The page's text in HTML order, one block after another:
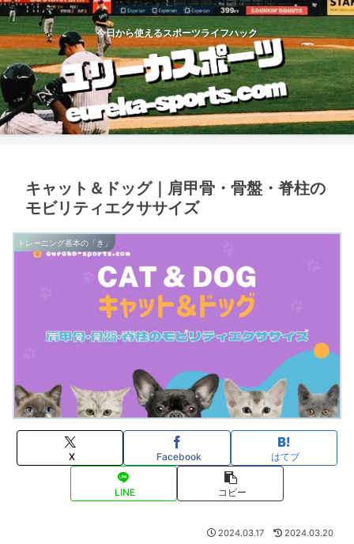
今日から使えるスポーツライフハック
キャット＆ドッグ｜肩甲骨・骨盤・脊柱の
モビリティエクササイズ
トレーニング基本の「き」
X Facebook はてブ
LINE コピー
2024.03.17 2024.03.20